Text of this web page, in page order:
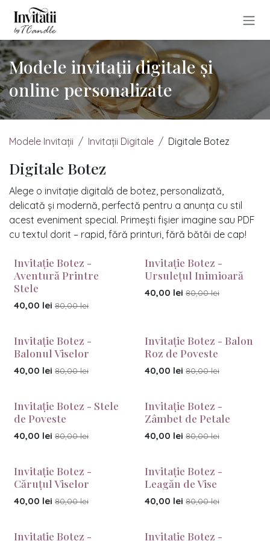
Sari la conținut
Modele invitații digitale și
online personalizate
Modele Invitații Invitații Digitale Digitale Botez
Digitale Botez
Alege o invitație digitală de botez, personalizată,
delicată și modernă, perfectă pentru a anunța cu stil
acest eveniment special. Primești fișier imagine sau PDF
cu textul dorit – rapid, fără printuri, fără bătăi de cap!
Invitație Botez -
Aventură Printre
Stele
40,00 lei 80,00lei
Invitație Botez -
Ursulețul Inimioară
40,00 lei 80,00lei
Invitație Botez -
Balonul Viselor
40,00 lei 80,00lei
Invitație Botez - Balon
Roz de Poveste
40,00 lei 80,00lei
Invitație Botez - Stele
de Poveste
40,00 lei 80,00lei
Invitație Botez -
Zâmbet de Petale
40,00 lei 80,00lei
Invitație Botez -
Căruțul Viselor
40,00 lei 80,00lei
Invitație Botez -
Leagăn de Vise
40,00 lei 80,00lei
Invitație Botez - Invitație Botez -